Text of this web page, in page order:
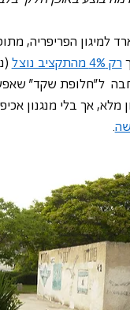
רק 4% מהתקציב נוצל
ל"חלופת שקד"
מלא, אך בלי מנגנון
.